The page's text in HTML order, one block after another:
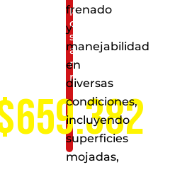
puntos
de
servicio
a
nivel
nacional
frenado
y
manejabilidad
en
diversas
condiciones,
incluyendo
superficies
mojadas,